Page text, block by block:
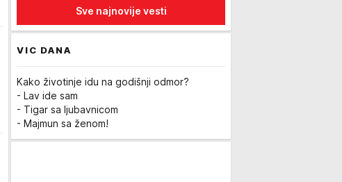
Sve najnovije vesti
VIC DANA
Kako životinje idu na godišnji odmor?
- Lav ide sam
- Tigar sa ljubavnicom
- Majmun sa ženom!